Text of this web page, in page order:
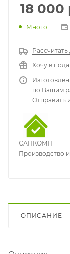
18 000
Много
Рассчитать
Хочу в
по Вашим
Отправить
САНКОМП
Производство
ОПИСАНИЕ